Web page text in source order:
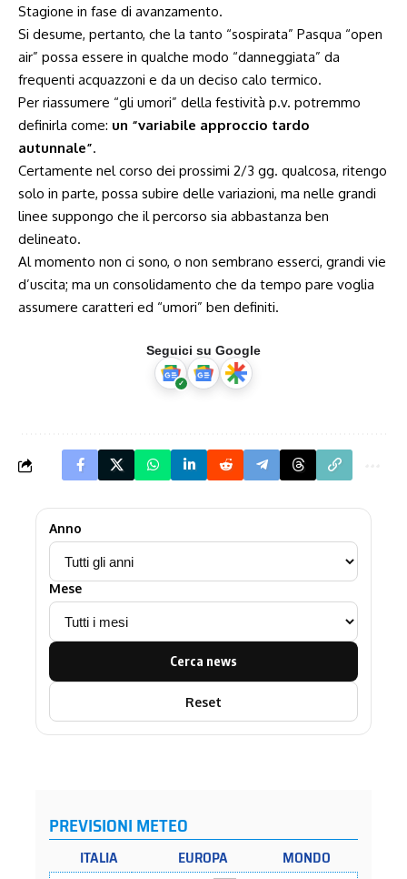
Stagione in fase di avanzamento.
Si desume, pertanto, che la tanto “sospirata” Pasqua “open
air” possa essere in qualche modo “danneggiata” da
frequenti acquazzoni e da un deciso calo termico.
Per riassumere “gli umori” della festività p.v. potremmo
definirla come: un “variabile approccio tardo
autunnale”.
Certamente nel corso dei prossimi 2/3 gg. qualcosa, ritengo
solo in parte, possa subire delle variazioni, ma nelle grandi
linee suppongo che il percorso sia abbastanza ben
delineato.
Al momento non ci sono, o non sembrano esserci, grandi vie
d’uscita; ma un consolidamento che da tempo pare voglia
assumere caratteri ed “umori” ben definiti.
Seguici su Google
Anno
Mese
Cerca news
Reset